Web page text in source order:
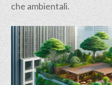
cheambientali.